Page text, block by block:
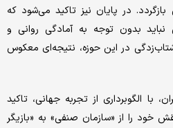
در پایان نیز تاکید می‌شود که
نباید بدون توجه به آمادگی روانی و
شتاب‌زدگی در این حوزه، نتیجه‌ای معکوس
با الگوبرداری از تجربه جهانی، تاکید
خود را از «سازمان صنفی» به «بازیگر